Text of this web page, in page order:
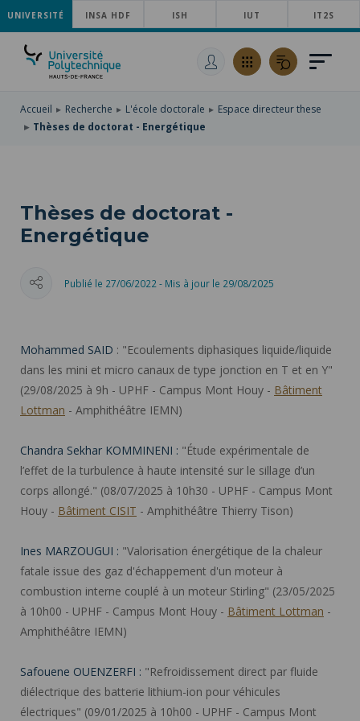
ACCÉDER
AU
MENU
PRINCIPAL
ALLER
AU
CONTENU
ACCÉDER
RECHERCHE
UNIVERSITÉ INSA HDF ISH IUT IT2S
Accueil Recherche L'école doctorale
Espace directeur these
Thèses de doctorat - Energétique
Thèses de doctorat -
Energétique
Publié le 27/06/2022 - Mis à jour le 29/08/2025
Mohammed SAID : "Ecoulements diphasiques liquide/liquide
dans les mini et micro canaux de type jonction en T et en Y"
(29/08/2025 à 9h - UPHF - Campus Mont Houy - Bâtiment
Lottman - Amphithéâtre IEMN)
Chandra Sekhar KOMMINENI : "Étude expérimentale de
l’effet de la turbulence à haute intensité sur le sillage d’un
corps allongé." (08/07/2025 à 10h30 - UPHF - Campus Mont
Houy - Bâtiment CISIT - Amphithéâtre Thierry Tison)
Ines MARZOUGUI : "Valorisation énergétique de la chaleur
fatale issue des gaz d'échappement d'un moteur à
combustion interne couplé à un moteur Stirling" (23/05/2025
à 10h00 - UPHF - Campus Mont Houy - Bâtiment Lottman -
Amphithéâtre IEMN)
Safouene OUENZERFI : "Refroidissement direct par fluide
diélectrique des batterie lithium-ion pour véhicules
électriques" (09/01/2025 à 10h00 - UPHF - Campus Mont